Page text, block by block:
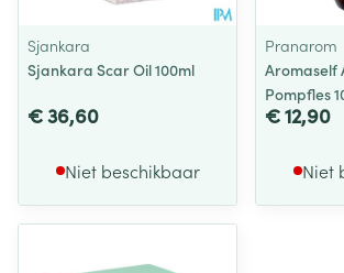
Sjankara
Sjankara Scar Oil 100ml
€ 36,60
Niet beschikbaar
Pranarom
Aromaself
Pompfles
€ 12,90
Niet